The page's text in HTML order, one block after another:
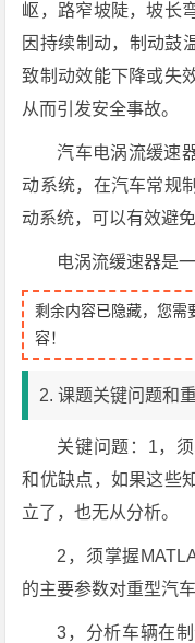
岖，路窄坡陡，坡长
因持续制动，制动鼓
致制动效能下降或失
从而引发安全事故。
汽车电涡流缓速
动系统，在汽车常规
动系统，可以有效避
电涡流缓速器是
剩余内容已隐藏，您需
容！
2. 课题关键问题和
关键问题：1，
和优缺点，如果这些
立了，也无从分析。
2，须掌握
的主要参数对重型汽
3，分析车辆在